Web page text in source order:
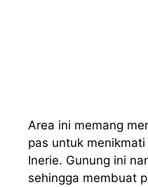
Area ini memang
pas untuk
Inerie. Gunung ini
sehingga membuat